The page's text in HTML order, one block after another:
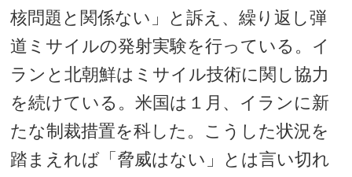
核問題と関係ない」と訴え、繰り返し弾
道ミサイルの発射実験を行っている。イ
ランと北朝鮮はミサイル技術に関し協力
を続けている。米国は１月、イランに新
たな制裁措置を科した。こうした状況を
踏まえれば「脅威はない」とは言い切れ